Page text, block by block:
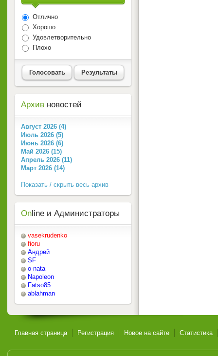
Отлично
Хорошо
Удовлетворительно
Плохо
Голосовать Результаты
Архив новостей
Август 2026 (4)
Июль 2026 (5)
Июнь 2026 (6)
Май 2026 (15)
Апрель 2026 (11)
Март 2026 (14)
Показать / скрыть весь архив
On line и Администраторы
vasekrudenko
fioru
Андрей
SF
o-nata
Napoleon
Fatso85
ablahman
Главная страница Регистрация Новое на сайте Статистика